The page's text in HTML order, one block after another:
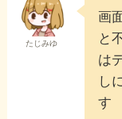
たじみゆ
画
と
は
し
す